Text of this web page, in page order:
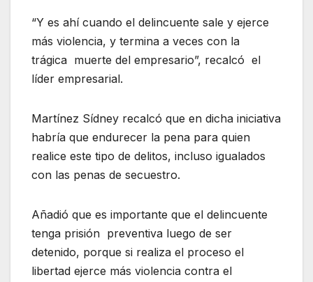
“Y es ahí cuando el delincuente sale y ejerce
más violencia, y termina a veces con la
trágica muerte del empresario”, recalcó el
líder empresarial.
Martínez Sídney recalcó que en dicha iniciativa
habría que endurecer la pena para quien
realice este tipo de delitos, incluso igualados
con las penas de secuestro.
Añadió que es importante que el delincuente
tenga prisión preventiva luego de ser
detenido, porque si realiza el proceso el
libertad ejerce más violencia contra el